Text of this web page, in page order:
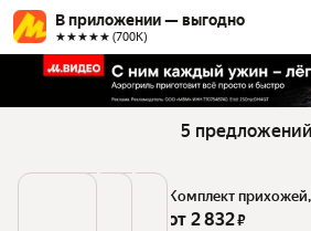
В приложении — выгодно
★★★★★ (700К)
5 предложений
Комплект
от 2 832 ₽